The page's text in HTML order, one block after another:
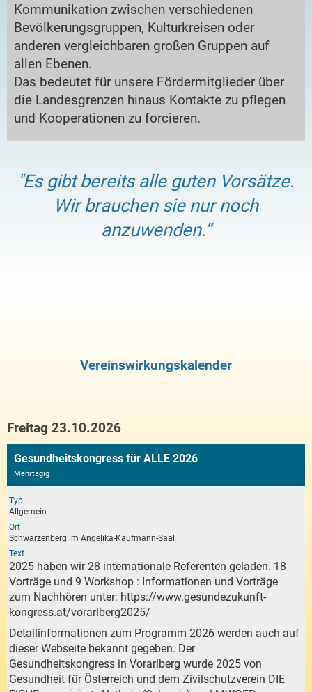
Kommunikation zwischen verschiedenen
Bevölkerungsgruppen, Kulturkreisen oder
anderen vergleichbaren großen Gruppen auf
allen Ebenen.
Das bedeutet für unsere Fördermitglieder über
die Landesgrenzen hinaus Kontakte zu pflegen
und Kooperationen zu forcieren.
"Es gibt bereits alle guten Vorsätze.
Wir brauchen sie nur noch
anzuwenden.“
Vereinswirkungskalender
Freitag 23.10.2026
Gesundheitskongress für ALLE 2026
Mehrtägig
Typ
Allgemein
Ort
Schwarzenberg im Angelika-Kaufmann-Saal
Text
2025 haben wir 28 internationale Referenten geladen. 18
Vorträge und 9 Workshop : Informationen und Vorträge
zum Nachhören unter: https://www.gesundezukunft-
kongress.at/vorarlberg2025/
Detailinformationen zum Programm 2026 werden auch auf
dieser Webseite bekannt gegeben. Der
Gesundheitskongress in Vorarlberg wurde 2025 von
Gesundheit für Österreich und dem Zivilschutzverein DIE